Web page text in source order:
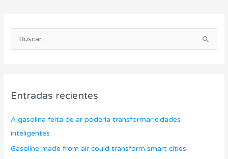
a
p
o
r
Entradas recientes
A gasolina feita de ar poderia transformar cidades
inteligentes
Gasoline made from air could transform smart cities
t
í
a
s
c
s